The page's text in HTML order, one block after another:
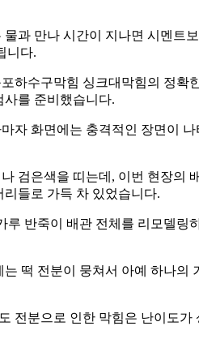
과 만나 시간이 지나면 시멘트
니다.
하수구막힘 싱크대막힘의 정확
를 준비했습니다.
자 화면에는 충격적인 장면이 나
검은색을 띠는데, 이번 현장의
들로 가득 차 있었습니다.
루 반죽이 배관 전체를 리모델링
떡 전분이 뭉쳐서 아예 하나의
전분으로 인한 막힘은 난이도가